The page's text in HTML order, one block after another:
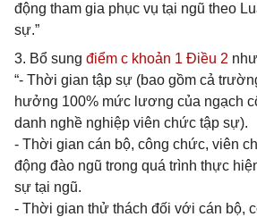
động tham gia phục vụ tại ngũ theo
sự.”
3. Bổ sung điểm c khoản 1 Điều 2
“- Thời gian tập sự (bao gồm cả
hưởng 100% mức lương của ngạch
danh nghề nghiệp viên chức tập sự).
- Thời gian cán bộ, công chức, viên
động đào ngũ trong quá trình thực
sự tại ngũ.
- Thời gian thử thách đối với cán bộ,